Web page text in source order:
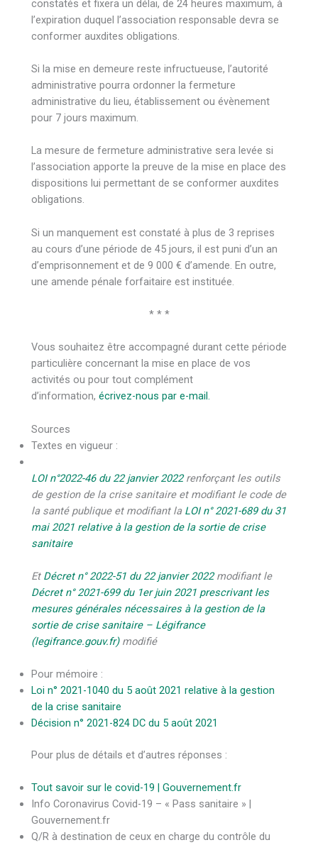
constatés et fixera un délai, de 24 heures maximum, à
l’expiration duquel l’association responsable devra se
conformer auxdites obligations.
Si la mise en demeure reste infructueuse, l’autorité
administrative pourra ordonner la fermeture
administrative du lieu, établissement ou évènement
pour 7 jours maximum.
La mesure de fermeture administrative sera levée si
l’association apporte la preuve de la mise en place des
dispositions lui permettant de se conformer auxdites
obligations.
Si un manquement est constaté à plus de 3 reprises
au cours d’une période de 45 jours, il est puni d’un an
d’emprisonnement et de 9 000 € d’amende. En outre,
une amende pénale forfaitaire est instituée.
* * *
Vous souhaitez être accompagné durant cette période
particulière concernant la mise en place de vos
activités ou pour tout complément
d’information, écrivez-nous par e-mail.
Sources
Textes en vigueur :
LOI n°2022-46 du 22 janvier 2022renforçant les outils
de gestion de la crise sanitaire et modifiant le code de
la santé publique et modifiant la LOI n° 2021-689 du 31
mai 2021 relative à la gestion de la sortie de crise
sanitaire
Et Décret n° 2022-51 du 22 janvier 2022modifiant le
Décret n° 2021-699 du 1er juin 2021 prescrivant les
mesures générales nécessaires à la gestion de la
sortie de crise sanitaire – Légifrance
(legifrance.gouv.fr)modifié
Pour mémoire :
Loi n° 2021-1040 du 5 août 2021 relative à la gestion
de la crise sanitaire
Décision n° 2021-824 DC du 5 août 2021
Pour plus de détails et d’autres réponses :
Tout savoir sur le covid-19 | Gouvernement.fr
Info Coronavirus Covid-19 – « Pass sanitaire » |
Gouvernement.fr
Q/R à destination de ceux en charge du contrôle du